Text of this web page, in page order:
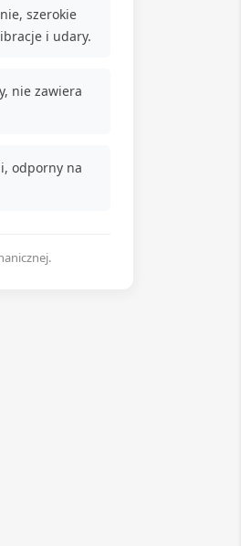
szerokie
i udary.
nie zawiera
odporny na